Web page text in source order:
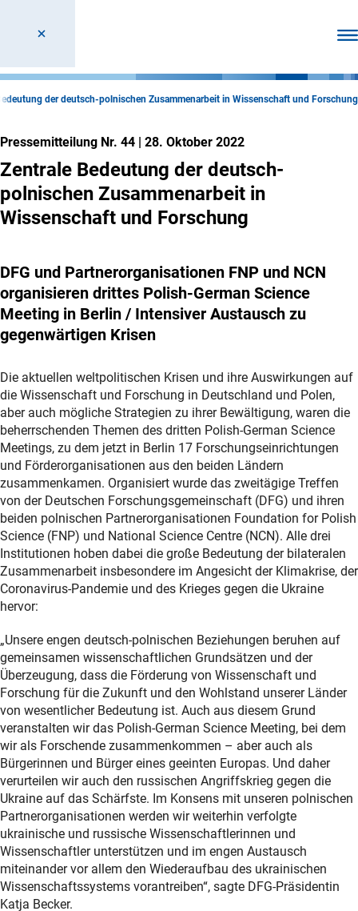
der deutsch-polnischen Zusammenarbeit in Wissenschaft und Forschung
Pressemitteilung Nr. 44 | 28. Oktober 2022
Zentrale Bedeutung der deutsch-
polnischen Zusammenarbeit in
Wissenschaft und Forschung
DFG und Partnerorganisationen FNP und NCN
organisieren drittes Polish-German Science
Meeting in Berlin / Intensiver Austausch zu
gegenwärtigen Krisen
Die aktuellen weltpolitischen Krisen und ihre Auswirkungen auf
die Wissenschaft und Forschung in Deutschland und Polen,
aber auch mögliche Strategien zu ihrer Bewältigung, waren die
beherrschenden Themen des dritten Polish-German Science
Meetings, zu dem jetzt in Berlin 17 Forschungseinrichtungen
und Förderorganisationen aus den beiden Ländern
zusammenkamen. Organisiert wurde das zweitägige Treffen
von der Deutschen Forschungsgemeinschaft (DFG) und ihren
beiden polnischen Partnerorganisationen Foundation for Polish
Science (FNP) und National Science Centre (NCN). Alle drei
Institutionen hoben dabei die große Bedeutung der bilateralen
Zusammenarbeit insbesondere im Angesicht der Klimakrise, der
Coronavirus-Pandemie und des Krieges gegen die Ukraine
hervor:
„Unsere engen deutsch-polnischen Beziehungen beruhen auf
gemeinsamen wissenschaftlichen Grundsätzen und der
Überzeugung, dass die Förderung von Wissenschaft und
Forschung für die Zukunft und den Wohlstand unserer Länder
von wesentlicher Bedeutung ist. Auch aus diesem Grund
veranstalten wir das Polish-German Science Meeting, bei dem
wir als Forschende zusammenkommen – aber auch als
Bürgerinnen und Bürger eines geeinten Europas. Und daher
verurteilen wir auch den russischen Angriffskrieg gegen die
Ukraine auf das Schärfste. Im Konsens mit unseren polnischen
Partnerorganisationen werden wir weiterhin verfolgte
ukrainische und russische Wissenschaftlerinnen und
Wissenschaftler unterstützen und im engen Austausch
miteinander vor allem den Wiederaufbau des ukrainischen
Wissenschaftssystems vorantreiben“, sagte DFG-Präsidentin
Katja Becker.